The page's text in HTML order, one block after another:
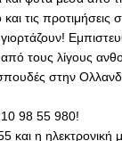
τις
τους λίγους
στην
98 55 980!
η ηλεκτρονική